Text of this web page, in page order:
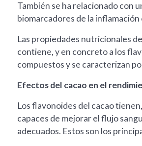
También se ha relacionado con
biomarcadores de la
Las propiedades nutricionales
contiene, y en concreto a los
compuestos y se caracterizan
Efectos del cacao en el
Los flavonoides del cacao
capaces de mejorar el flujo
adecuados. Estos son los